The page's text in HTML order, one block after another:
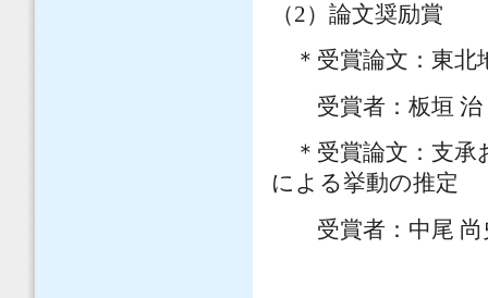
（2）論文奨励賞
＊受賞論文：東北
受賞者：板垣 治
＊受賞論文：支承
による挙動の推定
受賞者：中尾 尚